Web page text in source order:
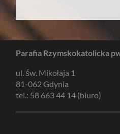
Parafia Rzymskokatolicka
ul. św. Mikołaja 1
81-062 Gdynia
tel.: 58 663 44 14 (biuro)